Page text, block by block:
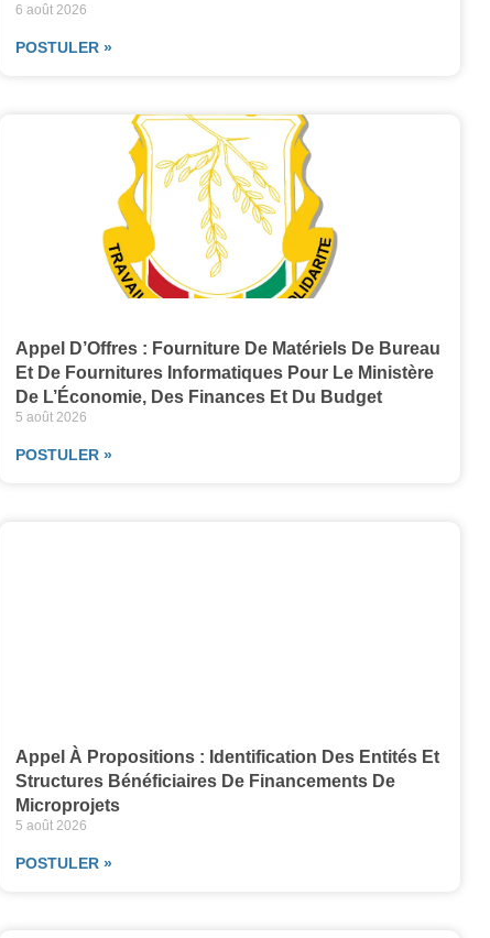
6 août 2026
POSTULER »
Appel D’Offres : Fourniture De Matériels De Bureau
Et De Fournitures Informatiques Pour Le Ministère
De L’Économie, Des Finances Et Du Budget
5 août 2026
POSTULER »
Appel À Propositions : Identification Des Entités Et
Structures Bénéficiaires De Financements De
Microprojets
5 août 2026
POSTULER »